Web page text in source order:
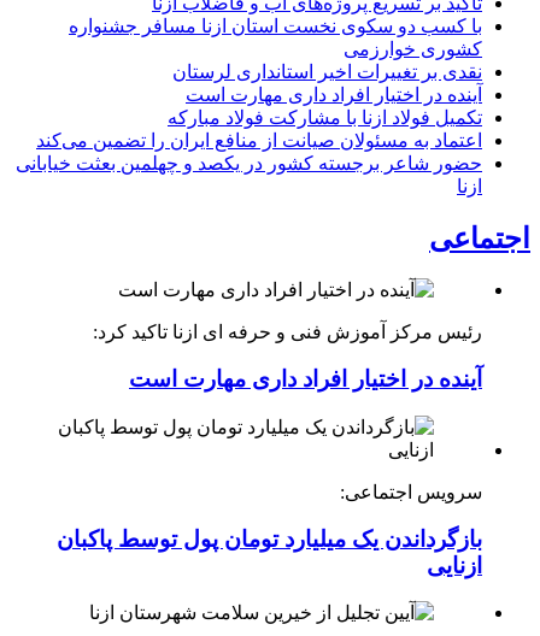
با کسب دو سکوی نخست استان ازنا مسافر جشنواره
کشوری خوارزمی
نقدی بر تغییرات اخیر استانداری لرستان
آینده در اختیار افراد داری مهارت است
تکمیل فولاد ازنا با مشارکت فولاد مبارکه
اعتماد به مسئولان صیانت از منافع ایران را تضمین می‌کند
حضور شاعر برجسته کشور در یکصد و چهلمین بعثت خیابانی
ازنا
اجتماعی
رئیس مرکز آموزش فنی و حرفه ای ازنا تاکید کرد:
آینده در اختیار افراد داری مهارت است
سرویس اجتماعی:
بازگرداندن یک میلیارد تومان پول توسط پاکبان
ازنایی